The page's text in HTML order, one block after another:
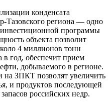
конденсата
Тазовского региона — одно
программы
объекта позволит
4 миллионов тонн
в год, обеспечит прием
добываемого в регионе.
на ЗПКТ позволят увеличить
и продуктов последующей
российских недр.